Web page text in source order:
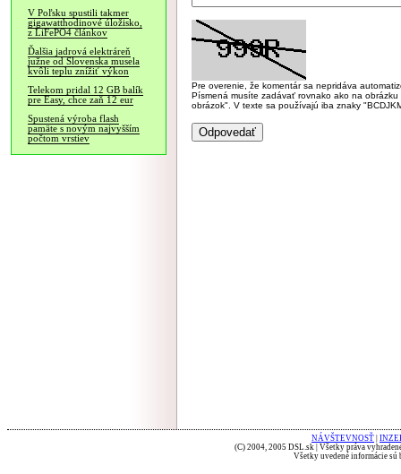
V Poľsku spustili takmer
gigawatthodinové úložisko,
z LiFePO4 článkov
Ďalšia jadrová elektráreň
južne od Slovenska musela
kvôli teplu znížiť výkon
Telekom pridal 12 GB balík
pre Easy, chce zaň 12 eur
Spustená výroba flash
pamäte s novým najvyšším
počtom vrstiev
Pre overenie, že komentár sa nepridáva
Písmená musíte zadávať rovnako ako na
obrázok". V texte sa používajú iba znaky
NÁVŠTEVNOSŤ
(C) 2004, 2005 DSL.sk | Všetky práva
Všetky uvedené informácie sú